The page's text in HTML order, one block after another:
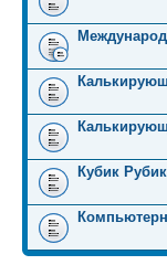
Кубик